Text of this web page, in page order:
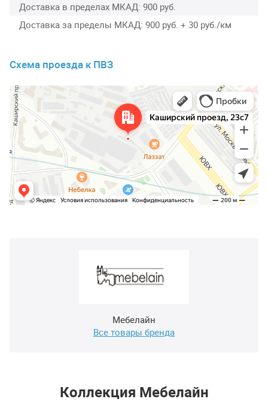
Доставка в пределах МКАД 900 руб.
Доставка за пределы МКАД 900 руб. + 30 руб./км
Схема проезда к ПВЗ
Мебелайн
Все товары бренда
Коллекция Мебелайн